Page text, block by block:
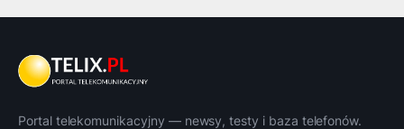
Portal telekomunikacyjny — newsy, testy i baza telefonów.